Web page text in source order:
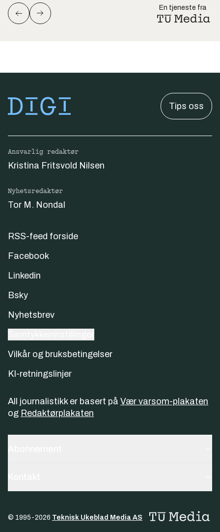
En tjeneste fra
Tips oss
Ansvarlig redaktør
Kristina Fritsvold Nilsen
Nyhetsredaktør
Tor M. Nondal
RSS-feed forside
Facebook
Linkedin
Bsky
Nyhetsbrev
Vilkår og bruksbetingelser
KI-retningslinjer
All journalistikk er basert på Vær varsom-plakaten
og Redaktørplakaten
© 1995-2026 Teknisk Ukeblad Media AS